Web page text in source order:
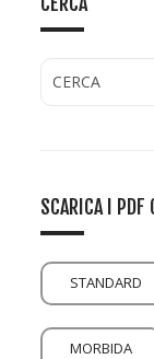
SCARICA I PDF
STANDARD
MORBIDA